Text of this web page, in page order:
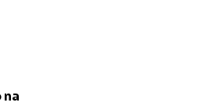
na